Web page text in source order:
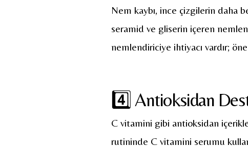
Nem kaybı, ince çizgilerin daha
seramid ve gliserin içeren
nemlendiriciye ihtiyacı vardır;
4️⃣ Antioksidan
C vitamini gibi antioksidan
rutininde C vitamini serumu